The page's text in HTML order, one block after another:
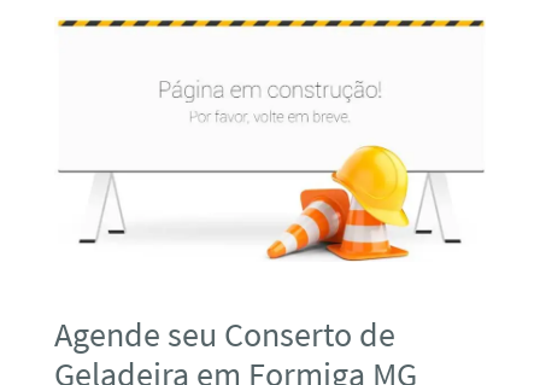
Agende seu Conserto de
Geladeira em Formiga MG